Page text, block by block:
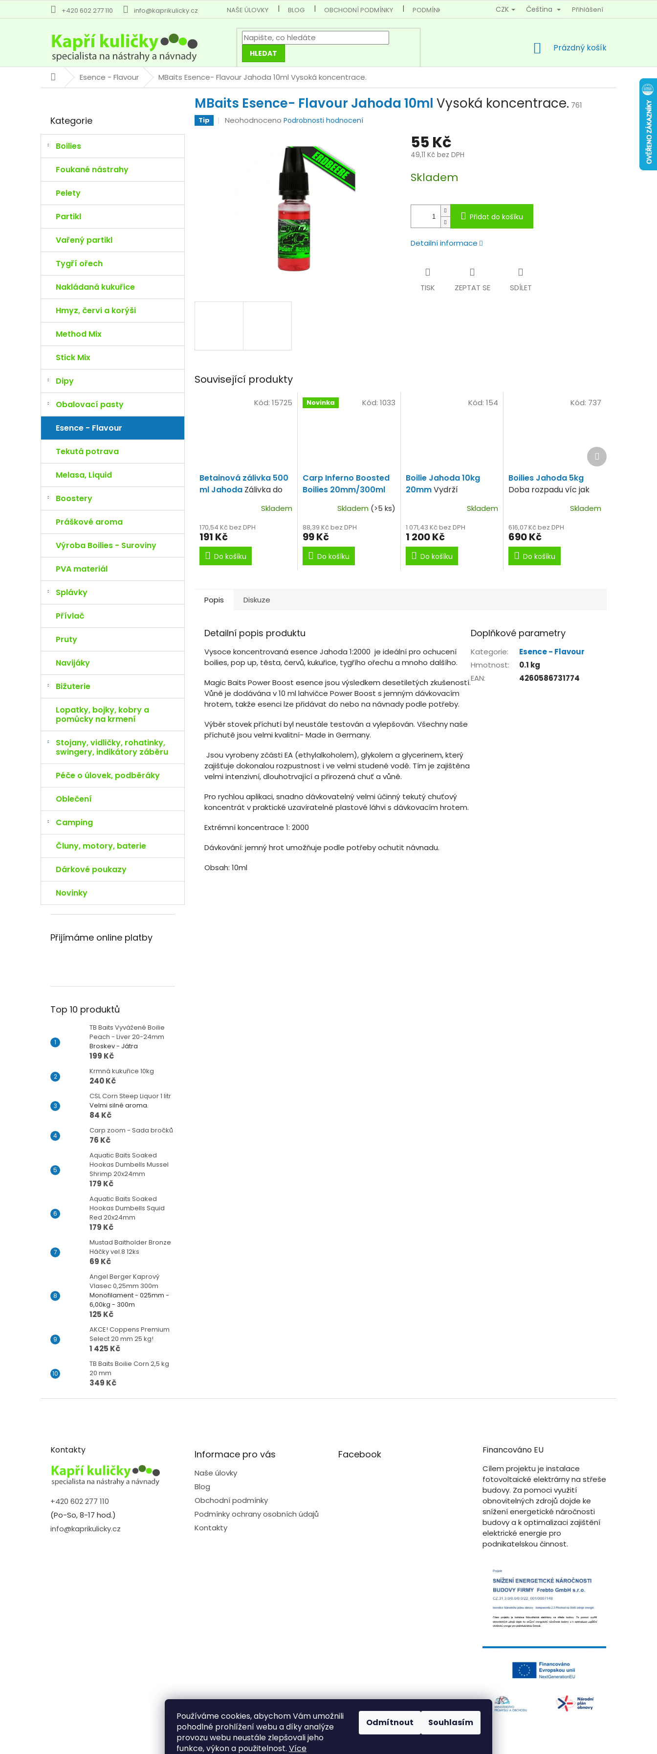
Používáme cookies, abychom Vám umožnili
pohodlné prohlížení webu a díky analýze
provozu webu neustále zlepšovali jeho
funkce, výkon a použitelnost. Více
Odmítnout Souhlasím
+420 602 277 110 info@kaprikulicky.cz NAŠE ÚLOVKY BLOG OBCHODNÍ PODMÍNKY PODMÍNKY OCHRANY OSOBNÍCH ÚDAJŮ KONTAKTY
CZK Čeština Přihlášení
HLEDAT
NÁKUPNÍ
Prázdný košík
DomůEsence - Flavour MBaits Esence- Flavour Jahoda 10ml Vysoká koncentrace.
r
n
í
l
kategorie
Kategorie
Boilies
Foukané nástrahy
Pelety
Partikl
Vařený partikl
Tygří ořech
Nakládaná kukuřice
Hmyz, červi a korýši
Method Mix
Stick Mix
Dipy
Obalovací pasty
Esence - Flavour
Tekutá potrava
Melasa, Liquid
Boostery
Práškové aroma
Výroba Boilies - Suroviny
PVA materiál
Splávky
Přívlač
Pruty
Navijáky
Bižuterie
Lopatky, bojky, kobry a
pomůcky na krmení
Stojany, vidličky, rohatinky,
swingery, indikátory záběru
Péče o úlovek, podběráky
Oblečení
Camping
Čluny, motory, baterie
Dárkové poukazy
Novinky
Přijímáme online platby
Top 10 produktů
TB Baits Vyvážené Boilie
Peach - Liver 20-24mm
Broskev - Játra
199 Kč
Krmná kukuřice 10kg
240 Kč
CSL Corn Steep Liquor 1 litr
Velmi silné aroma.
84 Kč
Carp zoom - Sada bročků
76 Kč
Aquatic Baits Soaked
Hookas Dumbells Mussel
Shrimp 20x24mm
179 Kč
Aquatic Baits Soaked
Hookas Dumbells Squid
Red 20x24mm
179 Kč
Mustad Baitholder Bronze
Háčky vel.8 12ks
69 Kč
Angel Berger Kaprový
Vlasec 0,25mm 300m
Monofilament - 025mm -
6,00kg - 300m
125 Kč
AKCE! Coppens Premium
Select 20 mm 25 kg!
1 425 Kč
TB Baits Boilie Corn 2,5 kg
20 mm
349 Kč
MBaits Esence- Flavour Jahoda 10ml Vysoká koncentrace. 761
Tip
Průměrné
Neohodnoceno Podrobnosti hodnocení
55 Kč
49,11 Kč bez DPH
cena:
Skladem
Přidat do košíku
Detailní informace
TISK ZEPTAT SE SDÍLET
Související produkty
Betainová zálivka 500
ml Jahoda Zálivka do
Skladem
170,54 Kč bez DPH
191 Kč
Do košíku
Kód: 15725 Novinka
Carp Inferno Boosted
Boilies 20mm/300ml
Silne dipované boilie.
Skladem (>5 ks)
88,39 Kč bez DPH
99 Kč
Do košíku
Kód: 1033
Boilie Jahoda 10kg
20mmVydrží
Cena jen 120Kč za 1kg!
Skladem
1 071,43 Kč bez DPH
1 200 Kč
Do košíku
Kód:154
Boilies Jahoda 5kg
Doba rozpadu víc jak
Skladem
616,07 Kč bez DPH
690 Kč
Do košíku
Kód: 737
Další
produkt
Popis Diskuze
Detailní popis produktu
Vysoce koncentrovaná esence Jahoda 1:2000 je ideální pro ochucení
boilies, pop up, těsta, červů, kukuřice, tygřího ořechu a mnoho dalšího.
Magic Baits Power Boost esence jsou výsledkem desetiletých zkušeností.
Vůně je dodávána v 10 ml lahvičce Power Boost s jemným dávkovacím
hrotem, takže esenci lze přidávat do nebo na návnady podle potřeby.
Výběr stovek příchutí byl neustále testován a vylepšován. Všechny naše
příchutě jsou velmi kvalitní- Made in Germany.
Jsou vyrobeny zčásti EA (ethylalkoholem), glykolem a glycerinem, který
zajišťuje dokonalou rozpustnost i ve velmi studené vodě. Tím je zajištěna
velmi intenzivní, dlouhotrvající a přirozená chuť a vůně.
Pro rychlou aplikaci, snadno dávkovatelný velmi účinný tekutý chuťový
koncentrát v praktické uzavíratelné plastové láhvi s dávkovacím hrotem.
Extrémní koncentrace 1: 2000
Dávkování: jemný hrot umožňuje podle potřeby ochutit návnadu.
Obsah: 10ml
Doplňkové parametry
Kategorie:
Esence - Flavour
Hmotnost:
0.1 kg
EAN: 4260586731774
Kontakty
+420 602 277 110
(Po-So, 8-17 hod.)
info@kaprikulicky.cz
Informace pro vás
Naše úlovky
Blog
Obchodní podmínky
Podmínky ochrany osobních údajů
Kontakty
Facebook Financováno EU
Cílem projektu je instalace
fotovoltaické elektrárny na střeše
budovy. Za pomoci využití
obnovitelných zdrojů dojde ke
snížení energetické náročnosti
budovy a k optimalizaci zajištění
elektrické energie pro
podnikatelskou činnost.